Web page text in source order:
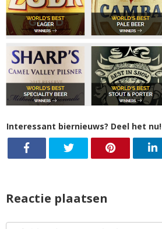
Interessant biernieuws? Deel het nu!
Reactie plaatsen